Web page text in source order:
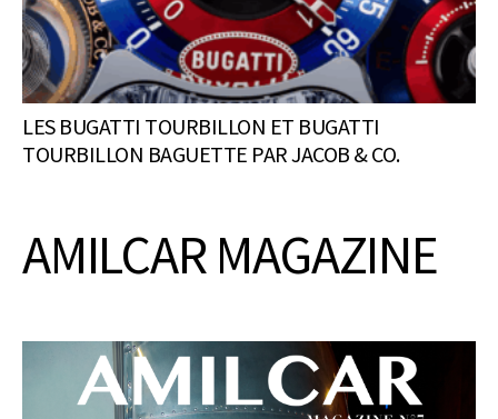
LES BUGATTI TOURBILLON ET BUGATTI
TOURBILLON BAGUETTE PAR JACOB & CO.
AMILCAR MAGAZINE